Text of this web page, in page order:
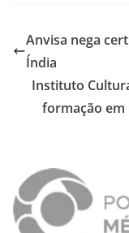
Anvisa nega
Índia
Instituto
formação em